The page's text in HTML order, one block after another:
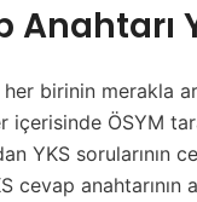
Anahtarı
birinin merakla
ÖSYM
YKS sorularının
cevap